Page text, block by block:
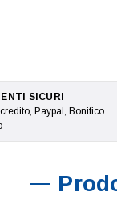
SICURI
Paypal, Bonifico